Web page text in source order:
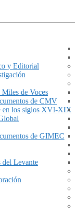
y Editorial
de Voces
de CMV
en los siglos XVI-XIX
de GIMEC
del Levante